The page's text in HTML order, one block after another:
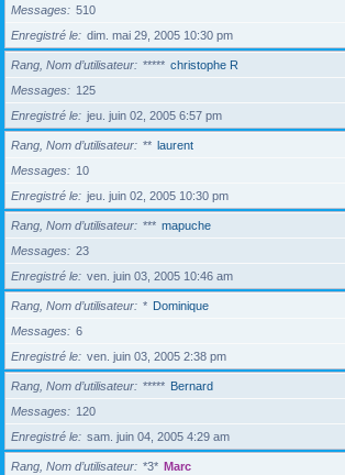
Messages
510
Enregistré le
dim. mai 29, 2005 10:30 pm
Rang, Nom d’utilisateur ***** christophe R
Messages
125
Enregistré le
jeu. juin 02, 2005 6:57 pm
Rang, Nom d’utilisateur ** laurent
Messages
10
Enregistré le
jeu. juin 02, 2005 10:30 pm
Rang, Nom d’utilisateur *** mapuche
Messages
23
Enregistré le
ven. juin 03, 2005 10:46 am
Rang, Nom d’utilisateur * Dominique
Messages
6
Enregistré le
ven. juin 03, 2005 2:38 pm
Rang, Nom d’utilisateur ***** Bernard
Messages
120
Enregistré le
sam. juin 04, 2005 4:29 am
Rang, Nom d’utilisateur *3* Marc